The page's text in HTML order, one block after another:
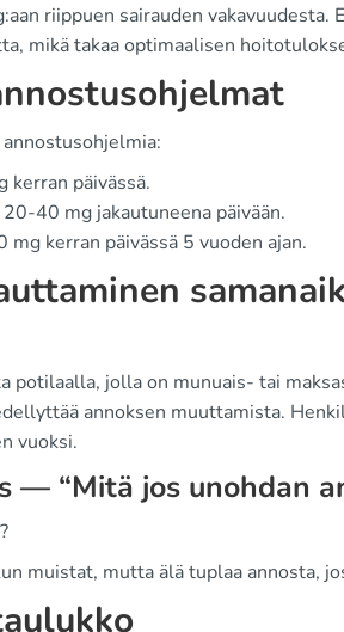
riippuen sairauden
mikä takaa optimaalisen
kerran päivässä.
40 mg jakautuneena päivään.
kerran päivässä 5 vuoden ajan.
potilaalla, jolla on munuais- tai
annoksen muuttamista.
vuoksi.
— “Mitä jos unohdan
muistat, mutta älä tuplaa annosta,